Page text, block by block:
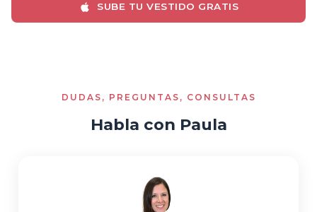
SUBE TU VESTIDO GRATIS
DUDAS, PREGUNTAS, CONSULTAS
Habla con Paula